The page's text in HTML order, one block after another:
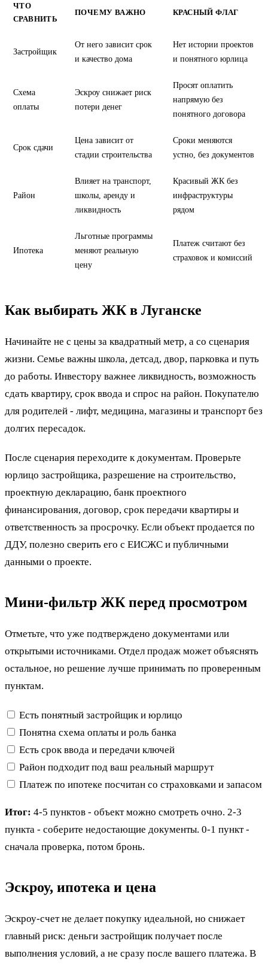
ЧТО
СРАВНИТЬ
ПОЧЕМУ ВАЖНО КРАСНЫЙ ФЛАГ
Застройщик
От него зависит срок
и качество дома
Нет истории проектов
и понятного юрлица
Схема
оплаты
Эскроу снижает риск
потери денег
Просят оплатить
напрямую без
понятного договора
Срок сдачи
Цена зависит от
стадии строительства
Сроки меняются
устно, без документов
Район
Влияет на транспорт,
школы, аренду и
ликвидность
Красивый ЖК без
инфраструктуры
рядом
Ипотека
Льготные программы
меняют реальную
цену
Платеж считают без
страховок и комиссий
Как выбирать ЖК в Луганске
Начинайте не с цены за квадратный метр, а со сценария
жизни. Семье важны школа, детсад, двор, парковка и путь
до работы. Инвестору важнее ликвидность, возможность
сдать квартиру, срок ввода и спрос на район. Покупателю
для родителей - лифт, медицина, магазины и транспорт без
долгих пересадок.
После сценария переходите к документам. Проверьте
юрлицо застройщика, разрешение на строительство,
проектную декларацию, банк проектного
финансирования, договор, срок передачи квартиры и
ответственность за просрочку. Если объект продается по
ДДУ, полезно сверить его с ЕИСЖС и публичными
данными о проекте.
Мини-фильтр ЖК перед просмотром
Отметьте, что уже подтверждено документами или
открытыми источниками. Отдел продаж может объяснять
остальное, но решение лучше принимать по проверенным
пунктам.
Есть понятный застройщик и юрлицо
Понятна схема оплаты и роль банка
Есть срок ввода и передачи ключей
Район подходит под ваш реальный маршрут
Платеж по ипотеке посчитан со страховками и запасом
Итог: 4-5 пунктов - объект можно смотреть очно. 2-3
пункта - соберите недостающие документы. 0-1 пункт -
сначала проверка, потом бронь.
Эскроу, ипотека и цена
Эскроу-счет не делает покупку идеальной, но снижает
главный риск: деньги застройщик получает после
выполнения условий, а не сразу после вашего платежа. В